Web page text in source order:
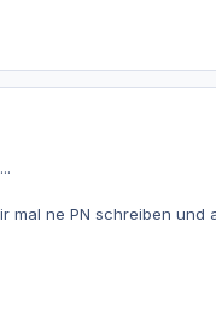
mal ne PN schreiben